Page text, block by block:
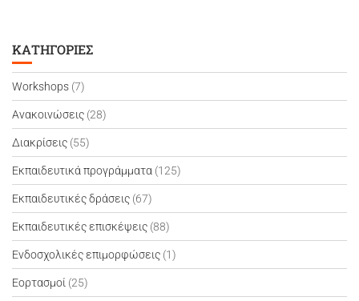
ΚΑΤΗΓΟΡΊΕΣ
Workshops (7)
Ανακοινώσεις (28)
Διακρίσεις (55)
Εκπαιδευτικά προγράμματα (125)
Εκπαιδευτικές δράσεις (67)
Εκπαιδευτικές επισκέψεις (88)
Ενδοσχολικές επιμορφώσεις (1)
Εορτασμοί (25)